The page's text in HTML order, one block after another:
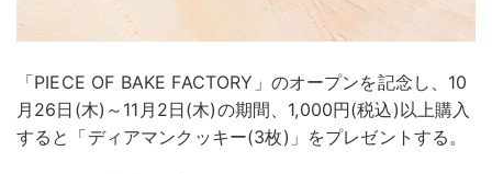
「PIECE OF BAKE FACTORY」のオープンを記念し、10
月26日(木)～11月2日(木)の期間、1,000円(税込)以上購入
すると「ディアマンクッキー(3枚)」をプレゼントする。